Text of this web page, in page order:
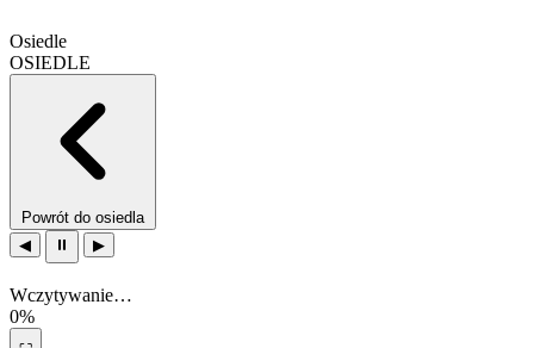
Osiedle
OSIEDLE
Powrót do osiedla
◀
⏸ ▶
Wczytywanie…
0%